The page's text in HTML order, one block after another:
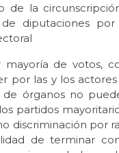
de la
de diputaciones
mayoría de votos,
por las y los
de órganos no
partidos
discriminación por
de terminar